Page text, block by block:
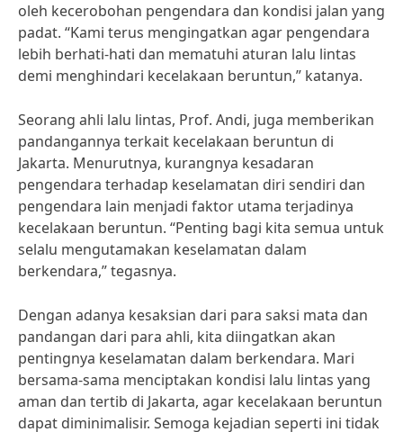
oleh kecerobohan pengendara dan kondisi jalan yang
padat. “Kami terus mengingatkan agar pengendara
lebih berhati-hati dan mematuhi aturan lalu lintas
demi menghindari kecelakaan beruntun,” katanya.
Seorang ahli lalu lintas, Prof. Andi, juga memberikan
pandangannya terkait kecelakaan beruntun di
Jakarta. Menurutnya, kurangnya kesadaran
pengendara terhadap keselamatan diri sendiri dan
pengendara lain menjadi faktor utama terjadinya
kecelakaan beruntun. “Penting bagi kita semua untuk
selalu mengutamakan keselamatan dalam
berkendara,” tegasnya.
Dengan adanya kesaksian dari para saksi mata dan
pandangan dari para ahli, kita diingatkan akan
pentingnya keselamatan dalam berkendara. Mari
bersama-sama menciptakan kondisi lalu lintas yang
aman dan tertib di Jakarta, agar kecelakaan beruntun
dapat diminimalisir. Semoga kejadian seperti ini tidak